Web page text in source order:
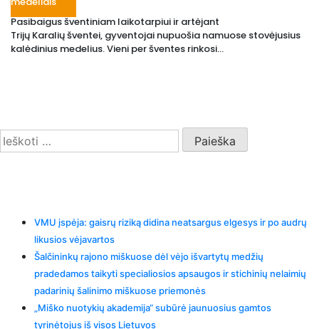
Pasibaigus šventiniam laikotarpiui ir artėjant
Trijų Karalių šventei, gyventojai nupuošia namuose stovėjusius
kalėdinius medelius. Vieni per šventes rinkosi...
Ieškoti:
VMU įspėja: gaisrų riziką didina neatsargus elgesys ir po audrų
likusios vėjavartos
Šalčininkų rajono miškuose dėl vėjo išvartytų medžių
pradedamos taikyti specialiosios apsaugos ir stichinių nelaimių
padarinių šalinimo miškuose priemonės
„Miško nuotykių akademija“ subūrė jaunuosius gamtos
tyrinėtojus iš visos Lietuvos